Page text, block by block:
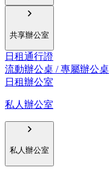
共享辦公室
日租通行證
流動辦公桌 / 專屬辦公桌
日租辦公室
私人辦公室
私人辦公室